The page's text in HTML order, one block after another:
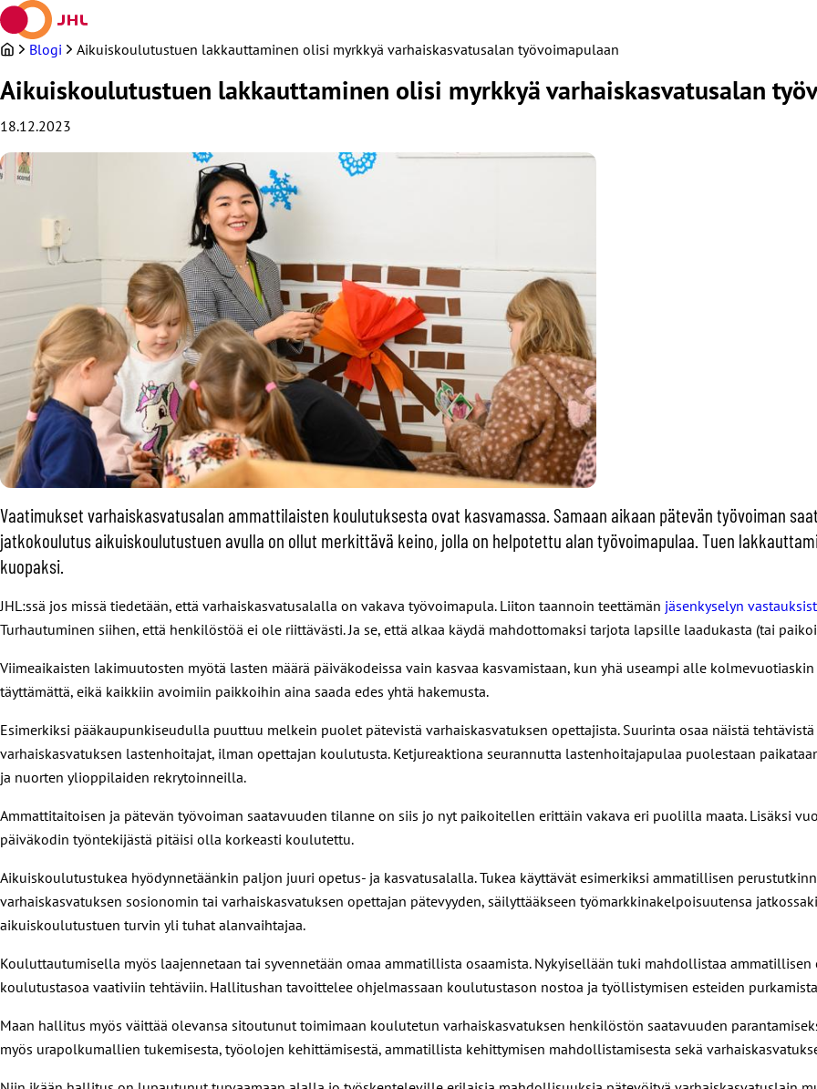
Siirry
sisältöön
Blogi
Aikuiskoulutustuen lakkauttaminen olisi myrkkyä varhaiskasvatusalan työvoimapulaan
Aikuiskoulutustuen lakkauttaminen olisi myrkkyä varhaiskasvatusalan
18.12.2023
Vaatimukset varhaiskasvatusalan ammattilaisten koulutuksesta ovat kasvamassa. Samaan aikaan pätevän työvoiman
jatkokoulutus aikuiskoulutustuen avulla on ollut merkittävä keino, jolla on helpotettu alan työvoimapulaa. Tuen
kuopaksi.
JHL:ssä jos missä tiedetään, että varhaiskasvatusalalla on vakava työvoimapula. Liiton taannoin teettämän jäsenkyselyn
Turhautuminen siihen, että henkilöstöä ei ole riittävästi. Ja se, että alkaa käydä mahdottomaksi tarjota lapsille laadukasta (tai
Viimeaikaisten lakimuutosten myötä lasten määrä päiväkodeissa vain kasvaa kasvamistaan, kun yhä useampi alle
täyttämättä, eikä kaikkiin avoimiin paikkoihin aina saada edes yhtä hakemusta.
Esimerkiksi pääkaupunkiseudulla puuttuu melkein puolet pätevistä varhaiskasvatuksen opettajista. Suurinta osaa näistä
varhaiskasvatuksen lastenhoitajat, ilman opettajan koulutusta. Ketjureaktiona seurannutta lastenhoitajapulaa puolestaan
ja nuorten ylioppilaiden rekrytoinneilla.
Ammattitaitoisen ja pätevän työvoiman saatavuuden tilanne on siis jo nyt paikoitellen erittäin vakava eri puolilla maata. Lisäksi
päiväkodin työntekijästä pitäisi olla korkeasti koulutettu.
Aikuiskoulutustukea hyödynnetäänkin paljon juuri opetus- ja kasvatusalalla. Tukea käyttävät esimerkiksi ammatillisen
varhaiskasvatuksen sosionomin tai varhaiskasvatuksen opettajan pätevyyden, säilyttääkseen työmarkkinakelpoisuutensa
aikuiskoulutustuen turvin yli tuhat alanvaihtajaa.
Kouluttautumisella myös laajennetaan tai syvennetään omaa ammatillista osaamista. Nykyisellään tuki mahdollistaa
koulutustasoa vaativiin tehtäviin. Hallitushan tavoittelee ohjelmassaan koulutustason nostoa ja työllistymisen esteiden
Maan hallitus myös väittää olevansa sitoutunut toimimaan koulutetun varhaiskasvatuksen henkilöstön saatavuuden
myös urapolkumallien tukemisesta, työolojen kehittämisestä, ammatillista kehittymisen mahdollistamisesta sekä